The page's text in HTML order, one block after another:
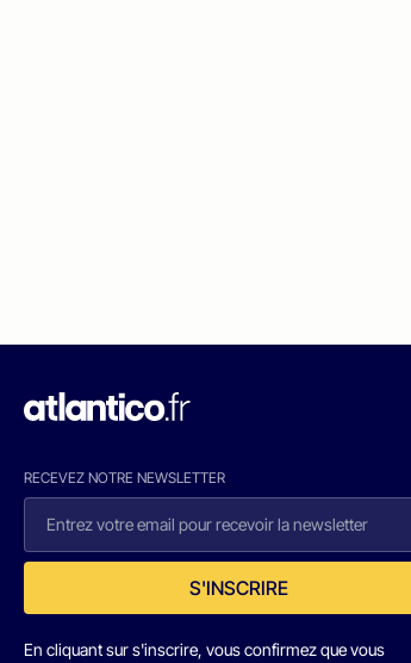
RECEVEZ NOTRE NEWSLETTER
S'INSCRIRE
En cliquant sur s'inscrire, vous confirmez que vous